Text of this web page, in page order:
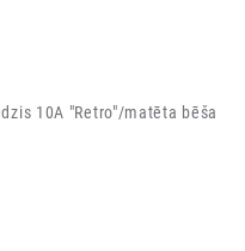
10A "Retro"/matēta bēša